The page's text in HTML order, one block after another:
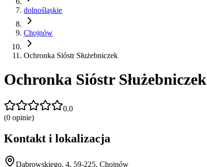
dolnośląskie
Chojnów
Ochronka Sióstr Służebniczek
Ochronka Sióstr Służebniczek
0.0
(0 opinie)
Kontakt i lokalizacja
Dąbrowskiego, 4, 59-225, Chojnów